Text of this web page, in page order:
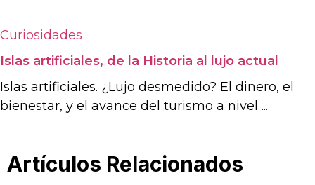
Curiosidades
Islas artificiales, de la Historia al lujo actual
Islas artificiales. ¿Lujo desmedido? El dinero, el
bienestar, y el avance del turismo a nivel ...
Artículos Relacionados